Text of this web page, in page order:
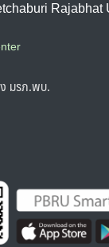
Rajabhat
มรภ.พบ.